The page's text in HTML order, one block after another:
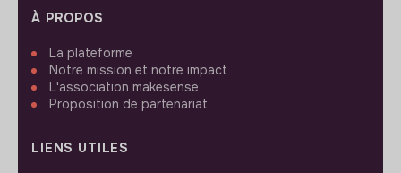
À PROPOS
La plateforme
Notre mission et notre impact
L'association makesense
Proposition de partenariat
LIENS UTILES